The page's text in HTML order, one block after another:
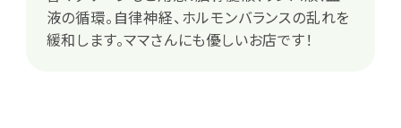
液の循環。自律神経、ホルモンバランスの乱れを
緩和します。ママさんにも優しいお店です！